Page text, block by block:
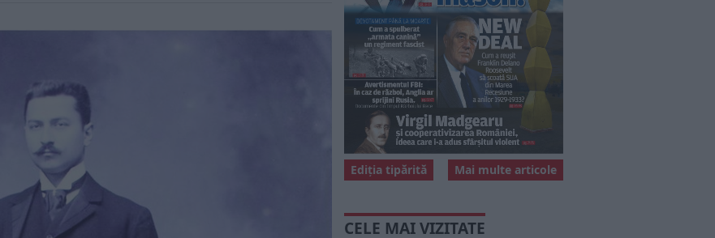
Mai multe articole
Ediția tipărită
CELE MAI VIZITATE